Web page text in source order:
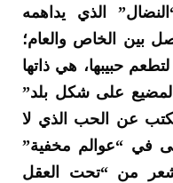
الذي يداهمه
بين الخاص والعام؛
حبيبها، هي ذاتها
على شكل بلد”
عن الحب الذي لا
في “عوالم مخفية”
من “تحت العقل